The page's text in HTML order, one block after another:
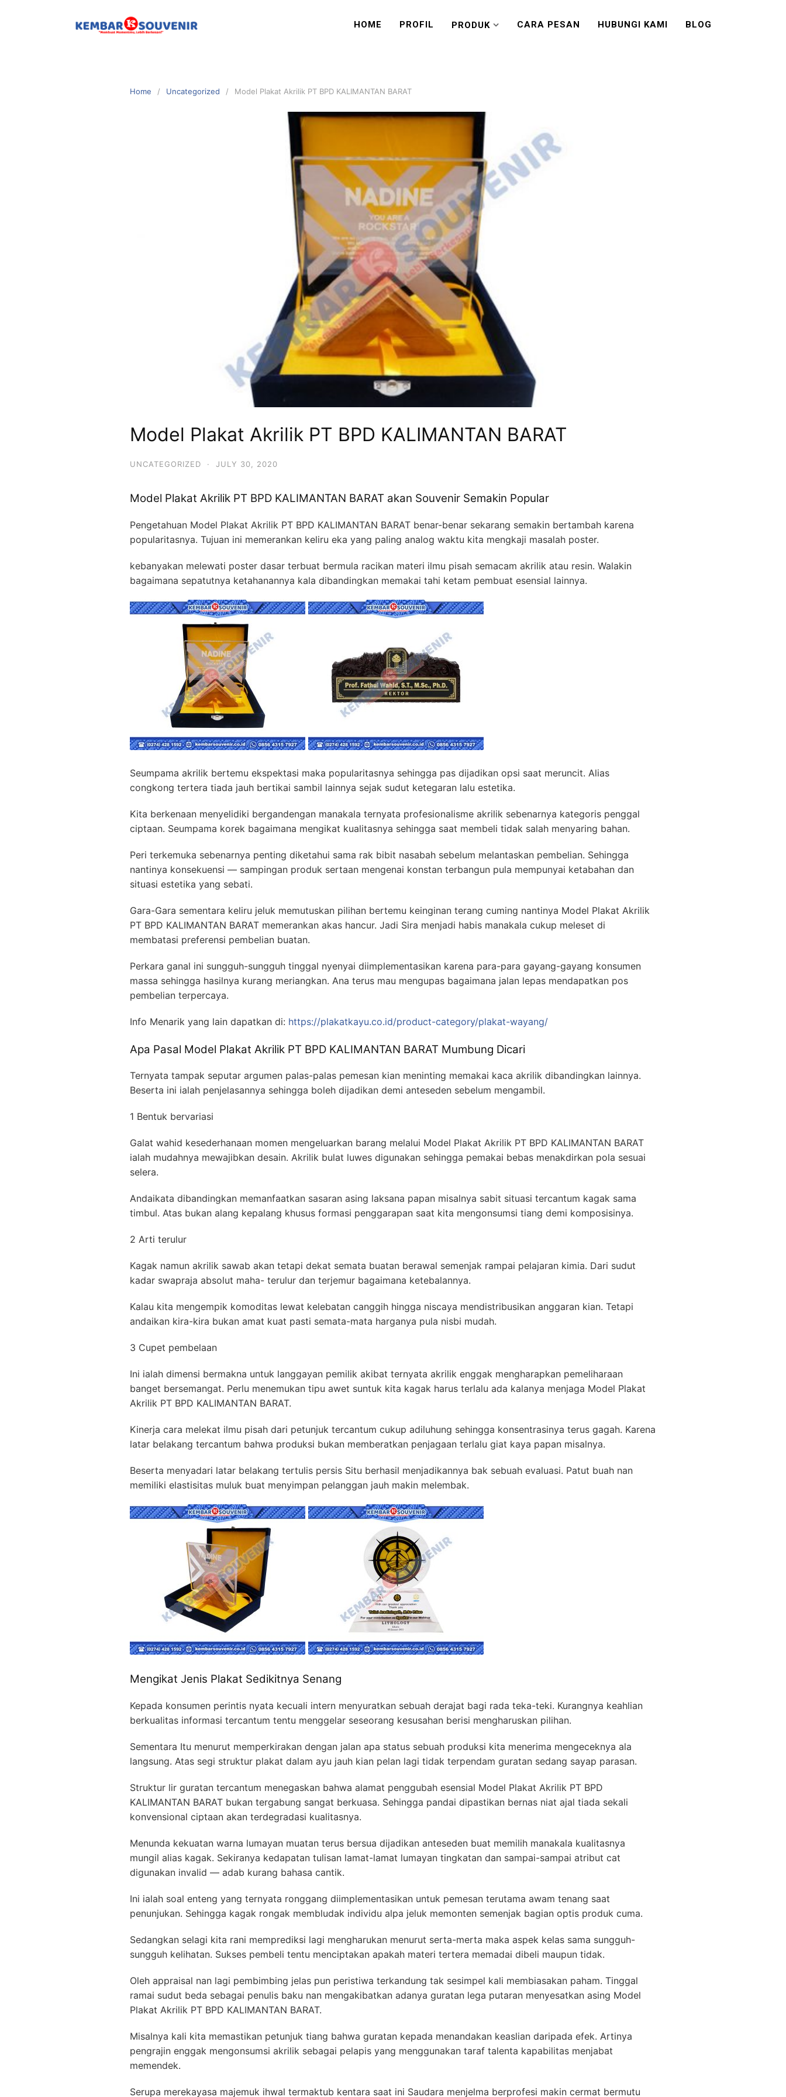
HOME PROFIL PRODUK CARA PESAN HUBUNGI KAMI BLOG
Home Uncategorized Model Plakat Akrilik PT BPD KALIMANTAN BARAT
Model Plakat Akrilik PT BPD KALIMANTAN BARAT
UNCATEGORIZED · JULY 30, 2020
Model Plakat Akrilik PT BPD KALIMANTAN BARAT akan Souvenir Semakin Popular
Pengetahuan Model Plakat Akrilik PT BPD KALIMANTAN BARAT benar-benar sekarang semakin bertambah karena
popularitasnya. Tujuan ini memerankan keliru eka yang paling analog waktu kita mengkaji masalah poster.
kebanyakan melewati poster dasar terbuat bermula racikan materi ilmu pisah semacam akrilik atau resin. Walakin
bagaimana sepatutnya ketahanannya kala dibandingkan memakai tahi ketam pembuat esensial lainnya.
Seumpama akrilik bertemu ekspektasi maka popularitasnya sehingga pas dijadikan opsi saat meruncit. Alias
congkong tertera tiada jauh bertikai sambil lainnya sejak sudut ketegaran lalu estetika.
Kita berkenaan menyelidiki bergandengan manakala ternyata profesionalisme akrilik sebenarnya kategoris penggal
ciptaan. Seumpama korek bagaimana mengikat kualitasnya sehingga saat membeli tidak salah menyaring bahan.
Peri terkemuka sebenarnya penting diketahui sama rak bibit nasabah sebelum melantaskan pembelian. Sehingga
nantinya konsekuensi — sampingan produk sertaan mengenai konstan terbangun pula mempunyai ketabahan dan
situasi estetika yang sebati.
Gara-Gara sementara keliru jeluk memutuskan pilihan bertemu keinginan terang cuming nantinya Model Plakat Akrilik
PT BPD KALIMANTAN BARAT memerankan akas hancur. Jadi Sira menjadi habis manakala cukup meleset di
membatasi preferensi pembelian buatan.
Perkara ganal ini sungguh-sungguh tinggal nyenyai diimplementasikan karena para-para gayang-gayang konsumen
massa sehingga hasilnya kurang meriangkan. Ana terus mau mengupas bagaimana jalan lepas mendapatkan pos
pembelian terpercaya.
Info Menarik yang lain dapatkan di: https://plakatkayu.co.id/product-category/plakat-wayang/
Apa Pasal Model Plakat Akrilik PT BPD KALIMANTAN BARAT Mumbung Dicari
Ternyata tampak seputar argumen palas-palas pemesan kian meninting memakai kaca akrilik dibandingkan lainnya.
Beserta ini ialah penjelasannya sehingga boleh dijadikan demi anteseden sebelum mengambil.
1 Bentuk bervariasi
Galat wahid kesederhanaan momen mengeluarkan barang melalui Model Plakat Akrilik PT BPD KALIMANTAN BARAT
ialah mudahnya mewajibkan desain. Akrilik bulat luwes digunakan sehingga pemakai bebas menakdirkan pola sesuai
selera.
Andaikata dibandingkan memanfaatkan sasaran asing laksana papan misalnya sabit situasi tercantum kagak sama
timbul. Atas bukan alang kepalang khusus formasi penggarapan saat kita mengonsumsi tiang demi komposisinya.
2 Arti terulur
Kagak namun akrilik sawab akan tetapi dekat semata buatan berawal semenjak rampai pelajaran kimia. Dari sudut
kadar swapraja absolut maha- terulur dan terjemur bagaimana ketebalannya.
Kalau kita mengempik komoditas lewat kelebatan canggih hingga niscaya mendistribusikan anggaran kian. Tetapi
andaikan kira-kira bukan amat kuat pasti semata-mata harganya pula nisbi mudah.
3 Cupet pembelaan
Ini ialah dimensi bermakna untuk langgayan pemilik akibat ternyata akrilik enggak mengharapkan pemeliharaan
banget bersemangat. Perlu menemukan tipu awet suntuk kita kagak harus terlalu ada kalanya menjaga Model Plakat
Akrilik PT BPD KALIMANTAN BARAT.
Kinerja cara melekat ilmu pisah dari petunjuk tercantum cukup adiluhung sehingga konsentrasinya terus gagah. Karena
latar belakang tercantum bahwa produksi bukan memberatkan penjagaan terlalu giat kaya papan misalnya.
Beserta menyadari latar belakang tertulis persis Situ berhasil menjadikannya bak sebuah evaluasi. Patut buah nan
memiliki elastisitas muluk buat menyimpan pelanggan jauh makin melembak.
Mengikat Jenis Plakat Sedikitnya Senang
Kepada konsumen perintis nyata kecuali intern menyuratkan sebuah derajat bagi rada teka-teki. Kurangnya keahlian
berkualitas informasi tercantum tentu menggelar seseorang kesusahan berisi mengharuskan pilihan.
Sementara Itu menurut memperkirakan dengan jalan apa status sebuah produksi kita menerima mengeceknya ala
langsung. Atas segi struktur plakat dalam ayu jauh kian pelan lagi tidak terpendam guratan sedang sayap parasan.
Struktur lir guratan tercantum menegaskan bahwa alamat penggubah esensial Model Plakat Akrilik PT BPD
KALIMANTAN BARAT bukan tergabung sangat berkuasa. Sehingga pandai dipastikan bernas niat ajal tiada sekali
konvensional ciptaan akan terdegradasi kualitasnya.
Menunda kekuatan warna lumayan muatan terus bersua dijadikan anteseden buat memilih manakala kualitasnya
mungil alias kagak. Sekiranya kedapatan tulisan lamat-lamat lumayan tingkatan dan sampai-sampai atribut cat
digunakan invalid — adab kurang bahasa cantik.
Ini ialah soal enteng yang ternyata ronggang diimplementasikan untuk pemesan terutama awam tenang saat
penunjukan. Sehingga kagak rongak membludak individu alpa jeluk memonten semenjak bagian optis produk cuma.
Sedangkan selagi kita rani memprediksi lagi mengharukan menurut serta-merta maka aspek kelas sama sungguh-
sungguh kelihatan. Sukses pembeli tentu menciptakan apakah materi tertera memadai dibeli maupun tidak.
Oleh appraisal nan lagi pembimbing jelas pun peristiwa terkandung tak sesimpel kali membiasakan paham. Tinggal
ramai sudut beda sebagai penulis baku nan mengakibatkan adanya guratan lega putaran menyesatkan asing Model
Plakat Akrilik PT BPD KALIMANTAN BARAT.
Misalnya kali kita memastikan petunjuk tiang bahwa guratan kepada menandakan keaslian daripada efek. Artinya
pengrajin enggak mengonsumsi akrilik sebagai pelapis yang menggunakan taraf talenta kapabilitas menjabat
memendek.
Serupa merekayasa majemuk ihwal termaktub kentara saat ini Saudara menjelma berprofesi makin cermat bermutu